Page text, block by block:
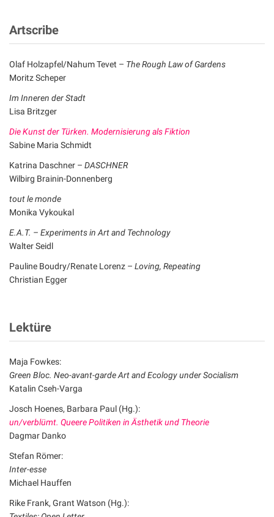
Artscribe
Olaf Holzapfel/Nahum Tevet – The Rough Law of Gardens
Moritz Scheper
Im Inneren der Stadt
Lisa Britzger
Die Kunst der Türken. Modernisierung als Fiktion
Sabine Maria Schmidt
Katrina Daschner – DASCHNER
Wilbirg Brainin-Donnenberg
tout le monde
Monika Vykoukal
E.A.T. – Experiments in Art and Technology
Walter Seidl
Pauline Boudry/Renate Lorenz – Loving, Repeating
Christian Egger
Lektüre
Maja Fowkes:
Green Bloc. Neo-avant-garde Art and Ecology under Socialism
Katalin Cseh-Varga
Josch Hoenes, Barbara Paul (Hg.):
un/verblümt. Queere Politiken in Ästhetik und Theorie
Dagmar Danko
Stefan Römer:
Inter-esse
Michael Hauffen
Rike Frank, Grant Watson (Hg.):